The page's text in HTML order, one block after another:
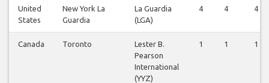
United
States
New York La
Guardia
La Guardia
(LGA)
4 4 4
Canada Toronto
Lester B.
Pearson
International
(YYZ)
1 1 1